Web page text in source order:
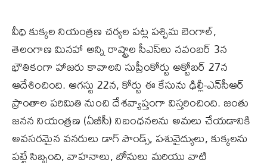
వీధి కుక్కల నియంత్రణ చర్యల పట్ల పశ్చిమ బెంగాల్,
తెలంగాణ మినహా అన్ని రాష్ట్రాల సీఎస్‌లు నవంబర్ 3న
భౌతికంగా హాజరు కావాలని సుప్రీంకోర్టు అక్టోబర్ 27న
ఆదేశించింది. ఆగస్టు 22న, కోర్టు ఈ కేసును ఢిల్లీ-ఎన్‌సీఆర్
ప్రాంతాల పరిమితి నుంచి దేశవ్యాప్తంగా విస్తరించింది. జంతు
జనన నియంత్రణ (ఏబీసీ) నిబంధనలను అమలు చేయడానికి
అవసరమైన వనరులు డాగ్ పౌండ్స్, పశువైద్యులు, కుక్కలను
పట్టే సిబ్బంది, వాహనాలు, బోనులు మరియు వాటి